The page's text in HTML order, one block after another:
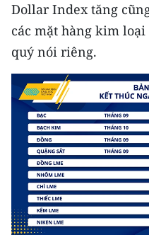
Dollar Index tăng
các mặt hàng kim
quý nói riêng.